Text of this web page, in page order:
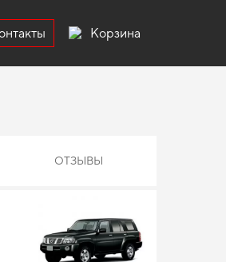
Корзина
ОТЗЫВЫ